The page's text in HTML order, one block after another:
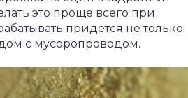
это проще всего при
придется не только
с мусоропроводом.